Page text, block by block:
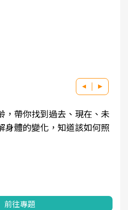
，帶你找到過去、現在、未
身體的變化，知道該如何照
前往專題